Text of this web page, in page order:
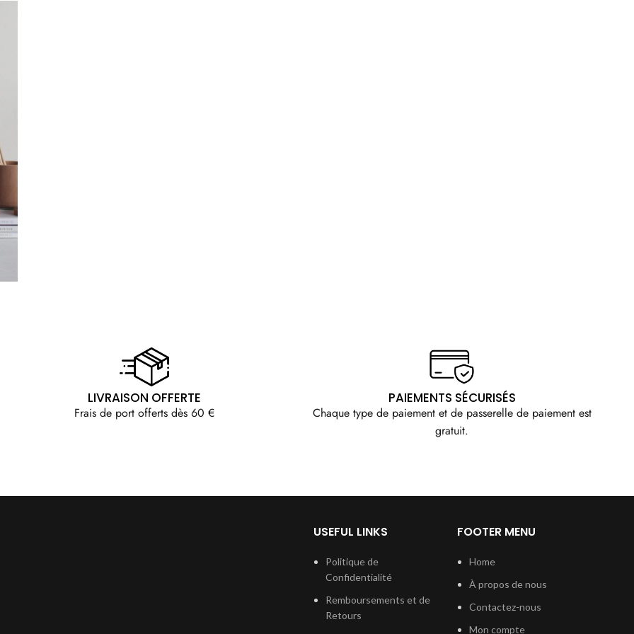
LIVRAISON OFFERTE
Frais de port offerts dès 60 €
PAIEMENTS SÉCURISÉS
Chaque type de paiement et de passerelle de paiement est
gratuit.
USEFUL LINKS
Politique de
Confidentialité
Remboursements et de
Retours
FOOTER MENU
Home
À propos de nous
Contactez-nous
Mon compte